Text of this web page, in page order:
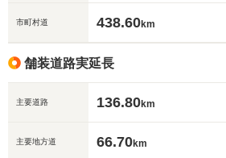
市町村道 438.60km
舗装道路実延長
主要道路 136.80km
主要地方道 66.70km